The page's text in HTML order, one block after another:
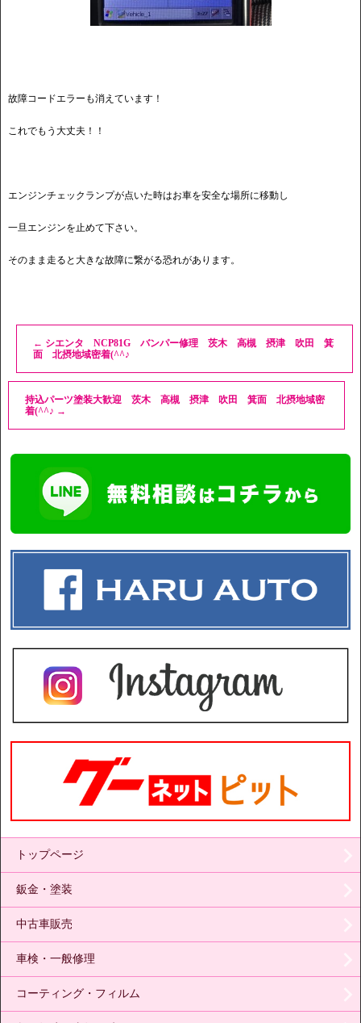
故障コードエラーも消えています！
これでもう大丈夫！！
エンジンチェックランプが点いた時はお車を安全な場所に移動し
一旦エンジンを止めて下さい。
そのまま走ると大きな故障に繋がる恐れがあります。
← シエンタ NCP81G バンパー修理 茨木 高槻 摂津 吹田 箕
面 北摂地域密着(^^♪
持込パーツ塗装大歓迎 茨木 高槻 摂津 吹田 箕面 北摂地域密
着(^^♪ →
トップページ
鈑金・塗装
中古車販売
車検・一般修理
コーティング・フィルム